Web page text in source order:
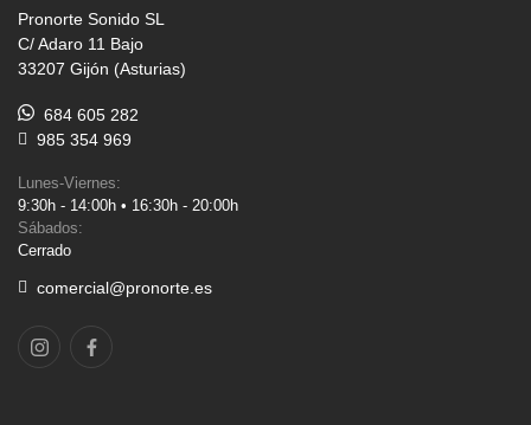
Pronorte Sonido SL
C/ Adaro 11 Bajo
33207 Gijón (Asturias)
684 605 282
985 354 969
Lunes-Viernes:
9:30h - 14:00h • 16:30h - 20:00h
Sábados:
Cerrado
comercial@pronorte.es